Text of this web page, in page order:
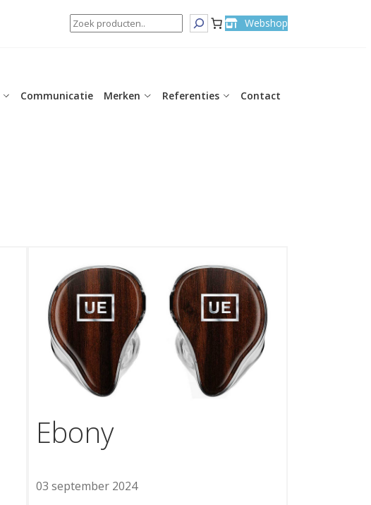
Search Webshop
Communicatie Merken Referenties Contact
Ebony
03 september 2024